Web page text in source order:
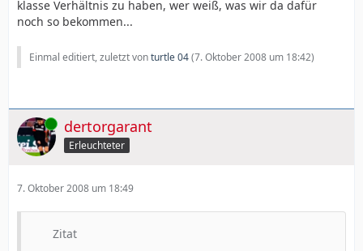
klasse Verhältnis zu haben, wer weiß, was wir da dafür
noch so bekommen...
Einmal editiert, zuletzt vonturtle 04(7. Oktober 2008 um 18:42)
Online dertorgarant
Erleuchteter
7. Oktober 2008 um 18:49
Zitat